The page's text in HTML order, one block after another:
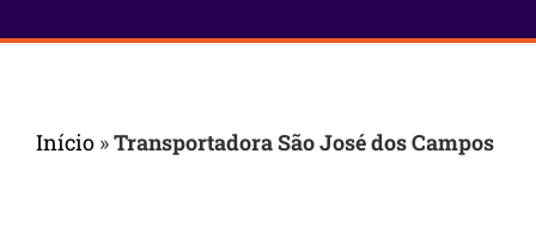
Início »Transportadora São José dos Campos